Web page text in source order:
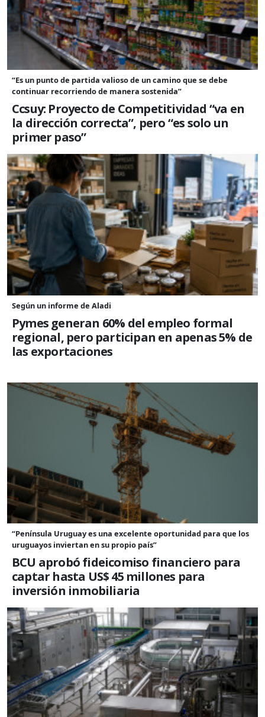
“Es un punto de partida valioso de un camino que se debe
continuar recorriendo de manera sostenida”
Ccsuy: Proyecto de Competitividad “va en
la dirección correcta”, pero “es solo un
primer paso”
Según un informe de Aladi
Pymes generan 60% del empleo formal
regional, pero participan en apenas 5% de
las exportaciones
“Península Uruguay es una excelente oportunidad para que los
uruguayos inviertan en su propio país”
BCU aprobó fideicomiso financiero para
captar hasta US$ 45 millones para
inversión inmobiliaria